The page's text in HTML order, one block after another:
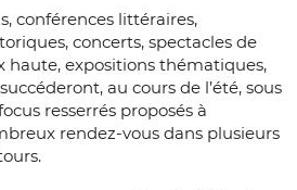
conférences littéraires,
concerts, spectacles de
haute, expositions thématiques,
au cours de l’été, sous
resserrés proposés à
rendez-vous dans plusieurs